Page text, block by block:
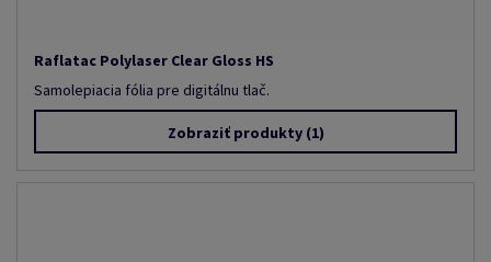
Raflatac Polylaser Clear Gloss HS
Samolepiacia fólia pre digitálnu tlač.
Zobraziť produkty(1)